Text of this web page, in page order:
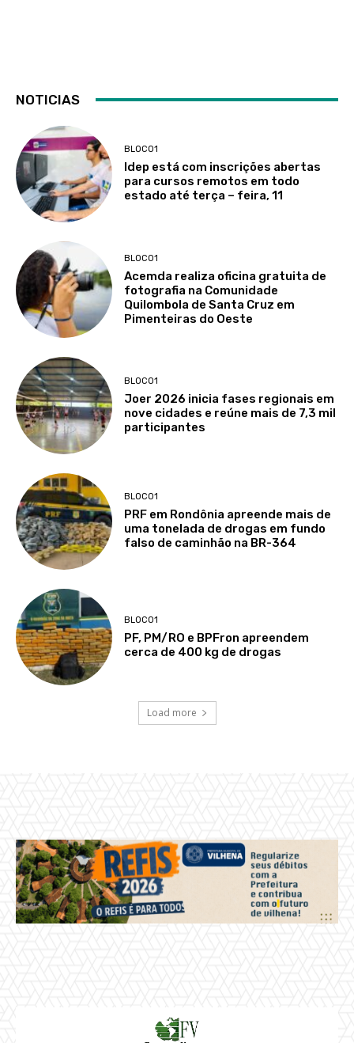
NOTICIAS
BLOCO1
Idep está com inscrições abertas
para cursos remotos em todo
estado até terça – feira, 11
BLOCO1
Acemda realiza oficina gratuita de
fotografia na Comunidade
Quilombola de Santa Cruz em
Pimenteiras do Oeste
BLOCO1
Joer 2026 inicia fases regionais em
nove cidades e reúne mais de 7,3 mil
participantes
BLOCO1
PRF em Rondônia apreende mais de
uma tonelada de drogas em fundo
falso de caminhão na BR-364
BLOCO1
PF, PM/RO e BPFron apreendem
cerca de 400 kg de drogas
Load more